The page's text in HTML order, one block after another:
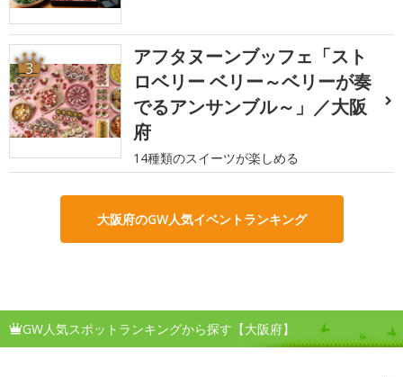
3
アフタヌーンブッフェ「スト
ロベリー ベリー～ベリーが奏
でるアンサンブル～」／大阪
府
14種類のスイーツが楽しめる
大阪府のGW人気イベントランキング
GW人気スポットランキングから探す【大阪府】